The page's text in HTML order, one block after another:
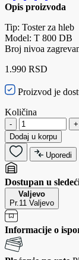
Opis proizvoda
Tip: Toster za hleb
Model: T 800 DB
Broj nivoa
1.990 RSD
Proizvod je
Količina
-
+
Dodaj u korpu
Uporedi
Dostupan u
Valjevo
Pr.11 Valjevo
Informacije o